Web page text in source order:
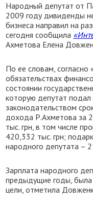
Народный депутат от
2009 году дивиденды
бизнеса направил на
сегодня сообщила
Ахметова Елена
По ее словам,
обязательствах
состоянии
которую депутат подал
законодательством
дохода Р.Ахметова за
тыс. грн, в том числе
420,332 тыс. грн;
народного депутата –
Зарплата народного
предыдущие годы, была
цели, отметила